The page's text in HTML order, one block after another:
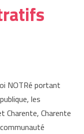
NOTRé portant
les
Charente, Charente